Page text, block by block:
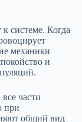
к системе. Когда
механики
и
части
при
общий вид